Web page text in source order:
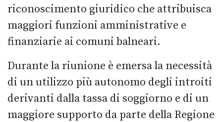
riconoscimento giuridico che attribuisca
maggiori funzioni amministrative e
finanziarie ai comuni balneari.
Durante la riunione è emersa la necessità
di un utilizzo più autonomo degli introiti
derivanti dalla tassa di soggiorno e di un
maggiore supporto da parte della Regione